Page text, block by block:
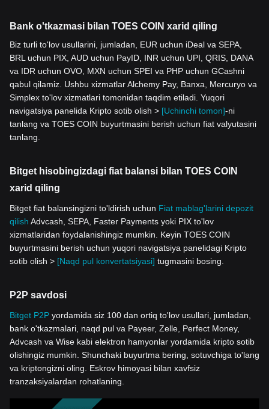
Bank o'tkazmasi bilan TOES COIN xarid qiling
Biz turli to'lov usullarini, jumladan, EUR uchun iDeal va SEPA,
BRL uchun PIX, AUD uchun PayID, INR uchun UPI, QRIS, DANA
va IDR uchun OVO, MXN uchun SPEI va PHP uchun GCashni
qabul qilamiz. Ushbu xizmatlar Alchemy Pay, Banxa, Mercuryo va
Simplex to'lov xizmatlari tomonidan taqdim etiladi. Yuqori
navigatsiya panelida Kripto sotib olish > [Uchinchi tomon]-ni
tanlang va TOES COIN buyurtmasini berish uchun fiat valyutasini
tanlang.
Bitget hisobingizdagi fiat balansi bilan TOES COIN
xarid qiling
Bitget fiat balansingizni to'ldirish uchun Fiat mablag'larini depozit
qilish Advcash, SEPA, Faster Payments yoki PIX to'lov
xizmatlaridan foydalanishingiz mumkin. Keyin TOES COIN
buyurtmasini berish uchun yuqori navigatsiya panelidagi Kripto
sotib olish > [Naqd pul konvertatsiyasi] tugmasini bosing.
P2P savdosi
Bitget P2P yordamida siz 100 dan ortiq to'lov usullari, jumladan,
bank o'tkazmalari, naqd pul va Payeer, Zelle, Perfect Money,
Advcash va Wise kabi elektron hamyonlar yordamida kripto sotib
olishingiz mumkin. Shunchaki buyurtma bering, sotuvchiga to'lang
va kriptongizni oling. Eskrov himoyasi bilan xavfsiz
tranzaksiyalardan rohatlaning.